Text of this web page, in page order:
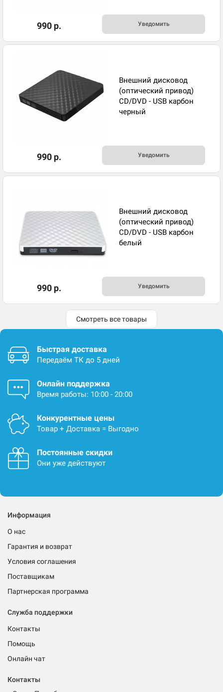
990 р. Уведомить
Внешний дисковод
(оптический привод)
CD/DVD - USB карбон
черный
990 р. Уведомить
Внешний дисковод
(оптический привод)
CD/DVD - USB карбон
белый
990 р. Уведомить
Смотреть все товары
Быстрая доставка
Передаём ТК до 5 дней
Онлайн поддержка
Время работы: 10:00 - 20:00
Конкурентные цены
Товар + Доставка = Выгодно
Постоянные скидки
Они уже действуют
Информация
О нас
Гарантия и возврат
Условия соглашения
Поставщикам
Партнерская программа
Служба поддержки
Контакты
Помощь
Онлайн чат
Контакты